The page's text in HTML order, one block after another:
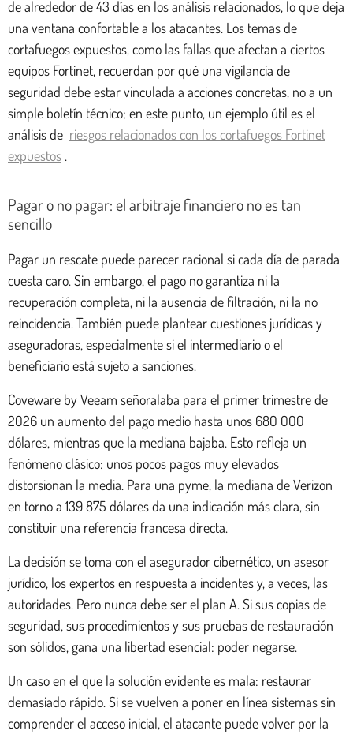
de alrededor de 43 días en los análisis relacionados, lo que deja
una ventana confortable a los atacantes. Los temas de
cortafuegos expuestos, como las fallas que afectan a ciertos
equipos Fortinet, recuerdan por qué una vigilancia de
seguridad debe estar vinculada a acciones concretas, no a un
simple boletín técnico; en este punto, un ejemplo útil es el
análisis de riesgos relacionados con los cortafuegos Fortinet
expuestos .
Pagar o no pagar: el arbitraje financiero no es tan
sencillo
Pagar un rescate puede parecer racional si cada día de parada
cuesta caro. Sin embargo, el pago no garantiza ni la
recuperación completa, ni la ausencia de filtración, ni la no
reincidencia. También puede plantear cuestiones jurídicas y
aseguradoras, especialmente si el intermediario o el
beneficiario está sujeto a sanciones.
Coveware by Veeam señoralaba para el primer trimestre de
2026 un aumento del pago medio hasta unos 680 000
dólares, mientras que la mediana bajaba. Esto refleja un
fenómeno clásico: unos pocos pagos muy elevados
distorsionan la media. Para una pyme, la mediana de Verizon
en torno a 139 875 dólares da una indicación más clara, sin
constituir una referencia francesa directa.
La decisión se toma con el asegurador cibernético, un asesor
jurídico, los expertos en respuesta a incidentes y, a veces, las
autoridades. Pero nunca debe ser el plan A. Si sus copias de
seguridad, sus procedimientos y sus pruebas de restauración
son sólidos, gana una libertad esencial: poder negarse.
Un caso en el que la solución evidente es mala: restaurar
demasiado rápido. Si se vuelven a poner en línea sistemas sin
comprender el acceso inicial, el atacante puede volver por la